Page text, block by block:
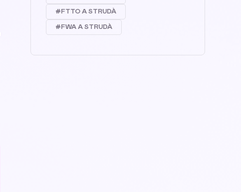
#FTTO A STRUDÀ
#FWA A STRUDÀ